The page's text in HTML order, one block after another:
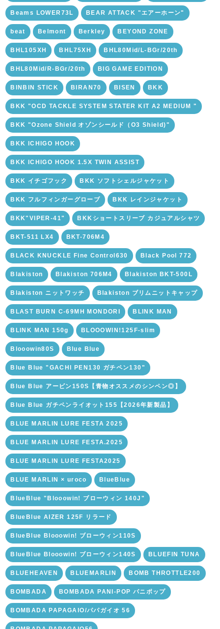
Beams LOWER73L BEAR ATTACK "エアーホーン"
beat Belmont Berkley BEYOND ZONE
BHL105XH BHL75XH BHL80Mid/L-BGr/20th
BHL80Mid/R-BGr/20th BIG GAME EDITION
BINBIN STICK BIRAN70 BISEN BKK
BKK "OCD TACKLE SYSTEM STATER KIT A2 MEDIUM "
BKK "Ozone Shield オゾンシールド（O3 Shield)"
BKK ICHIGO HOOK
BKK ICHIGO HOOK 1.5X TWIN ASSIST
BKK イチゴフック BKK ソフトシェルジャケット
BKK フルフィンガーグローブ BKK レインジャケット
BKK"VIPER-41" BKKショートスリーブ カジュアルシャツ
BKT-511 LX4 BKT-706M4
BLACK KNUCKLE Fine Control630 Black Pool 772
Blakiston Blakiston 706M4 Blakiston BKT-500L
Blakiston ニットワッチ Blakiston ブリムニットキャップ
BLAST BURN C-69MH MONDORI BLINK MAN
BLINK MAN 150g BLOOOWIN!125F-slim
Blooowin80S Blue Blue
Blue Blue "GACHI PEN130 ガチペン130"
Blue Blue アービン150S【青物オススメのシンペン◎】
Blue Blue ガチペンライオット155【2026年新製品】
BLUE MARLIN LURE FESTA 2025
BLUE MARLIN LURE FESTA.2025
BLUE MARLIN LURE FESTA2025
BLUE MARLIN × uroco BlueBlue
BlueBlue "Blooowin! ブローウィン 140J"
BlueBlue AIZER 125F リラード
BlueBlue Blooowin! ブローウィン110S
BlueBlue Blooowin! ブローウィン140S BLUEFIN TUNA
BLUEHEAVEN BLUEMARLIN BOMB THROTTLE200
BOMBADA BOMBADA PANI-POP パニポップ
BOMBADA PAPAGAIO/パパガイオ 56